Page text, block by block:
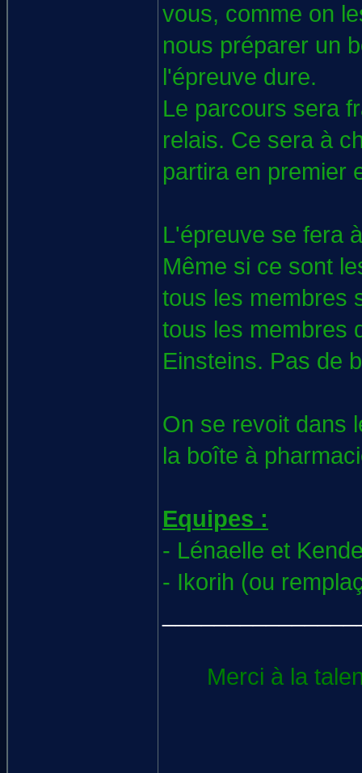
vous, comme on
nous préparer un
l'épreuve dure.
Le parcours sera
relais. Ce sera à
partira en premier
L'épreuve se fera
Même si ce sont
tous les membres
tous les membres
Einsteins. Pas de
On se revoit dans
la boîte à
Equipes :
- Lénaelle et
- Ikorih (ou
Merci à la